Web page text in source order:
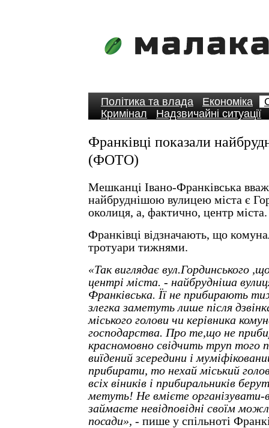
Політика та влада Економіка
Кримінал
Надзвичайні ситуації
Франківці показали
(ФОТО)
Мешканці Івано-Франківська
найбруднішою вулицею міста є
околиця, а, фактично, центр міста.
Франківці відзначають, що
тротуари тижнями.
«Так виглядає вул.Гординського
центрі міста. - найбрудніша
Франківська. Її не прибирають
злегка заметуть лише після
міського голови чи керівника
господарства. Про те,що не
красномовно свідчить труп
виїдений зсередини і
прибирати, то нехай міський
всіх віників і прибиральників
метуть! Не вмієте організувати-
займаєте невідповідні своїм
посади», - пише у спільноті